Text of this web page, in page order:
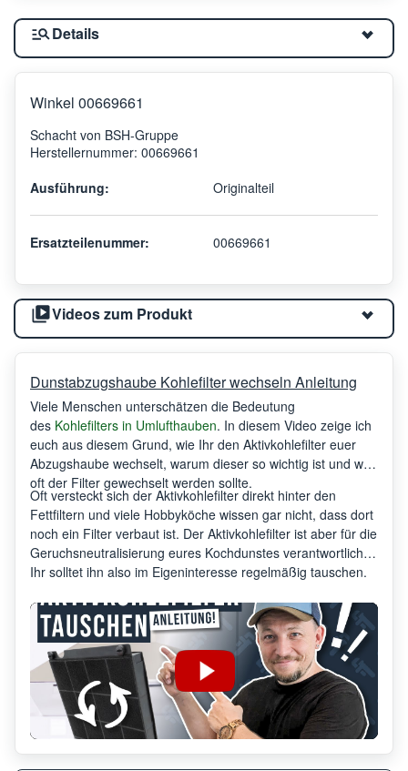
Details
Winkel 00669661
Schacht von BSH-Gruppe
Herstellernummer: 00669661
Ausführung:
Originalteil
Ersatzteilenummer: 00669661
Videos zum Produkt
Dunstabzugshaube Kohlefilter wechseln Anleitung
Viele Menschen unterschätzen die Bedeutung
des Kohlefilters in Umlufthauben. In diesem Video zeige ich
euch aus diesem Grund, wie Ihr den Aktivkohlefilter euer
Abzugshaube wechselt, warum dieser so wichtig ist und wie
oft der Filter gewechselt werden sollte.
Oft versteckt sich der Aktivkohlefilter direkt hinter den
Fettfiltern und viele Hobbyköche wissen gar nicht, dass dort
noch ein Filter verbaut ist. Der Aktivkohlefilter ist aber für die
Geruchsneutralisierung eures Kochdunstes verantwortlich.
Ihr solltet ihn also im Eigeninteresse regelmäßig tauschen.